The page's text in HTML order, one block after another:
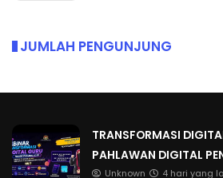
JUMLAH PENGUNJUNG
TRANSFORMASI
PAHLAWAN DIGITAL
Unknown 4 hari yang